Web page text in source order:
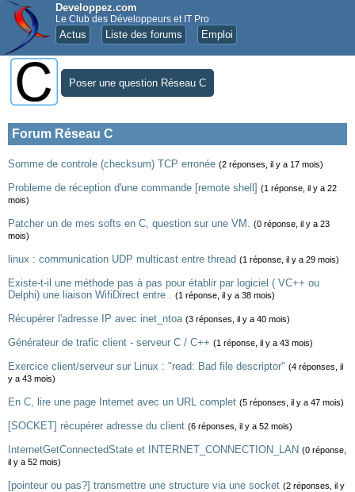
Developpez.com
Le Club des Développeurs et IT Pro
Actus Liste des forums Emploi
Poser une question Réseau C
Forum Réseau C
Somme de controle (checksum) TCP erronée (2 réponses, il y a 17 mois)
Probleme de réception d'une commande [remote shell] (1 réponse, il y a 22
mois)
Patcher un de mes softs en C, question sur une VM. (0 réponse, il y a 23
mois)
linux : communication UDP multicast entre thread (1 réponse, il y a 29 mois)
Existe-t-il une méthode pas à pas pour établir par logiciel ( VC++ ou
Delphi) une liaison WifiDirect entre . (1 réponse, il y a 38 mois)
Récupérer l'adresse IP avec inet_ntoa (3 réponses, il y a 40 mois)
Générateur de trafic client - serveur C / C++ (1 réponse, il y a 43 mois)
Exercice client/serveur sur Linux : "read: Bad file descriptor" (4 réponses, il
y a 43 mois)
En C, lire une page Internet avec un URL complet (5 réponses, il y a 47 mois)
[SOCKET] récupérer adresse du client (6 réponses, il y a 52 mois)
InternetGetConnectedState et INTERNET_CONNECTION_LAN (0 réponse,
il y a 52 mois)
[pointeur ou pas?] transmettre une structure via une socket (2 réponses, il y